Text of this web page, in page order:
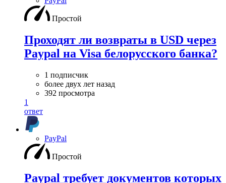
Простой
Проходят ли возвраты в USD через
Paypal на Visa белорусского банка?
1 подписчик
более двух лет назад
392 просмотра
1
ответ
PayPal
Простой
Paypal требует документов которых